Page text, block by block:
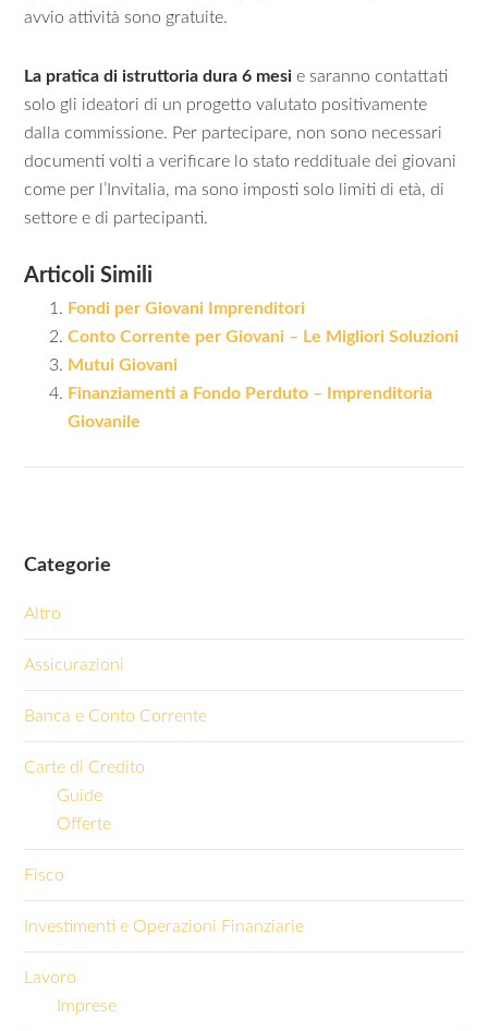
avvio attività sono gratuite.
La pratica di istruttoria dura 6 mesie saranno contattati
solo gli ideatori di un progetto valutato positivamente
dalla commissione. Per partecipare, non sono necessari
documenti volti a verificare lo stato reddituale dei giovani
come per l’Invitalia, ma sono imposti solo limiti di età, di
settore e di partecipanti.
Articoli Simili
Fondi per Giovani Imprenditori
Conto Corrente per Giovani – Le Migliori Soluzioni
Mutui Giovani
Finanziamenti a Fondo Perduto – Imprenditoria
Giovanile
Categorie
Altro
Assicurazioni
Banca e Conto Corrente
Carte di Credito
Guide
Offerte
Fisco
Investimenti e Operazioni Finanziarie
Lavoro
Imprese